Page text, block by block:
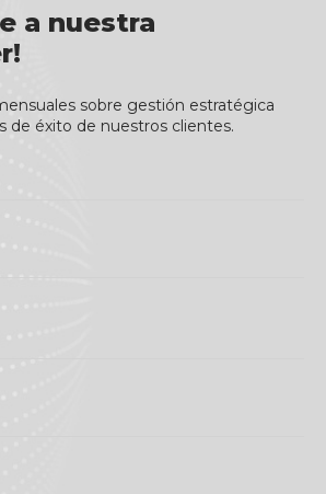
a nuestra
sobre gestión estratégica
de éxito de nuestros clientes.